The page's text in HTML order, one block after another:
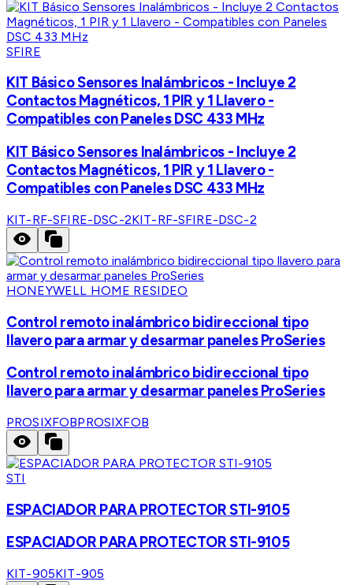
SFIRE
KIT Básico Sensores Inalámbricos - Incluye 2
Contactos Magnéticos, 1 PIR y 1 Llavero -
Compatibles con Paneles DSC 433 MHz
KIT Básico Sensores Inalámbricos - Incluye 2
Contactos Magnéticos, 1 PIR y 1 Llavero -
Compatibles con Paneles DSC 433 MHz
KIT-RF-SFIRE-DSC-2KIT-RF-SFIRE-DSC-2
HONEYWELL HOME RESIDEO
Control remoto inalámbrico bidireccional tipo
llavero para armar y desarmar paneles ProSeries
Control remoto inalámbrico bidireccional tipo
llavero para armar y desarmar paneles ProSeries
PROSIXFOBPROSIXFOB
STI
ESPACIADOR PARA PROTECTOR STI-9105
ESPACIADOR PARA PROTECTOR STI-9105
KIT-905KIT-905